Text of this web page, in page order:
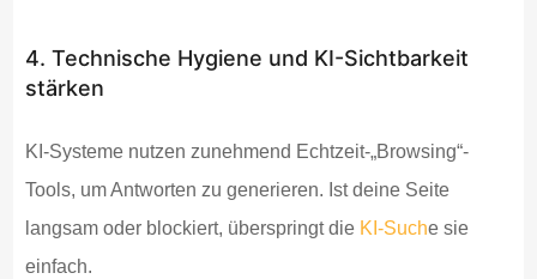
4. Technische Hygiene und KI-Sichtbarkeit
stärken
KI-Systeme nutzen zunehmend Echtzeit-„Browsing“-
Tools, um Antworten zu generieren. Ist deine Seite
langsam oder blockiert, überspringt die KI-Suche sie
einfach.